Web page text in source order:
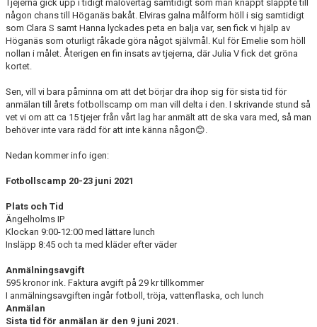
Tjejerna gick upp i tidigt målövertag samtidigt som man knappt släppte till
någon chans till Höganäs bakåt. Elviras galna målform höll i sig samtidigt
som Clara S samt Hanna lyckades peta en balja var, sen fick vi hjälp av
Höganäs som oturligt råkade göra något självmål. Kul för Emelie som höll
nollan i målet. Återigen en fin insats av tjejerna, där Julia V fick det gröna
kortet.
Sen, vill vi bara påminna om att det börjar dra ihop sig för sista tid för
anmälan till årets fotbollscamp om man vill delta i den. I skrivande stund så
vet vi om att ca 15 tjejer från vårt lag har anmält att de ska vara med, så man
behöver inte vara rädd för att inte känna någon😊.
Nedan kommer info igen:
Fotbollscamp 20-23 juni 2021
Plats och Tid
Ängelholms IP
Klockan 9:00-12:00 med lättare lunch
Insläpp 8:45 och ta med kläder efter väder
Anmälningsavgift
595 kronor ink. Faktura avgift på 29 kr tillkommer
I anmälningsavgiften ingår fotboll, tröja, vattenflaska, och lunch
Anmälan
Sista tid för anmälan är den 9 juni 2021.